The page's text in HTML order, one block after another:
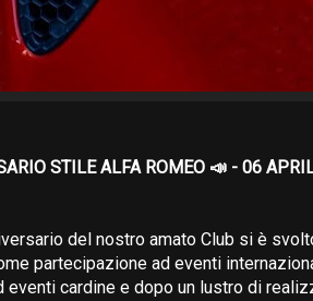
STILE ALFA ROMEO 📣 - 06
del nostro amato Club si è
partecipazione ad eventi
eventi cardine e dopo un lustro di